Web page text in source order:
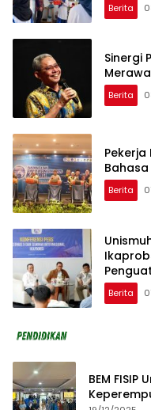
Berita
Sinergi
Berita
Berita
Global
Berita
BEM